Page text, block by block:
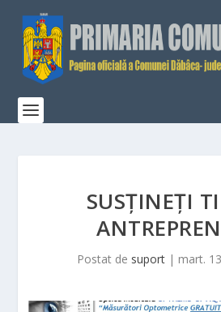
SUSȚINEȚI
Postat de suport| mart.